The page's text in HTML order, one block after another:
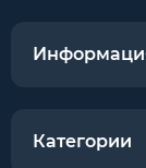
Категории